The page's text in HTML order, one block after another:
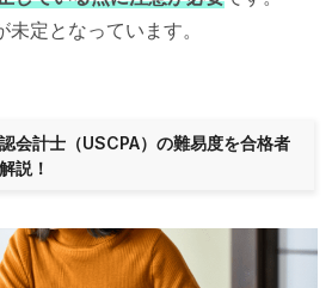
定となっています。
会計士（USCPA）の難易度を合格者
説！